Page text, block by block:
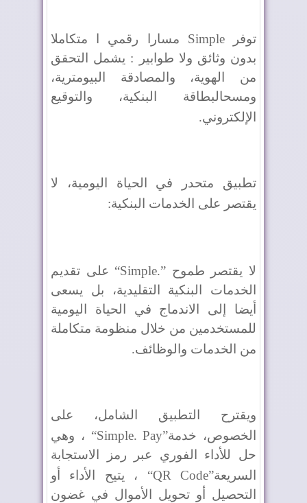
توفر Simple مسارا رقمي ا متكاملا
بدون وثائق ولا طوابير : يشمل التحقق
من الهوية، والمصادقة البيومترية،
ومسحالبطاقة البنكية، والتوقيع
الإلكتروني.
تطبيق متحدر في الحياة اليومية، لا
يقتصر على الخدمات البنكية:
لا يقتصر طموح “Simple.” على تقديم
الخدمات البنكية التقليدية، بل يسعى
أيضا إلى الاندماج في الحياة اليومية
للمستخدمين من خلال منظومة متكاملة
من الخدمات والوظائف.
ويقترح التطبيق الشامل، على
الخصوص، خدمة“Simple. Pay” ، وهي
حل للأداء الفوري عبر رمز الاستجابة
السريعة“QR Code” ، يتيح الأداء أو
التحصيل أو تحويل الأموال في غضون